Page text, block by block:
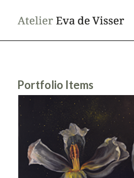
Portfolio Items